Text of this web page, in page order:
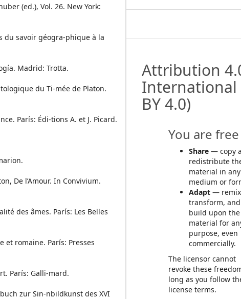
(ed.), Vol. 26. New York:
du savoir géogra-phique à la
Madrid: Trotta.
du Ti-mée de Platon.
París: Édi-tions A. et J. Picard.
De l’Amour. In Convivium.
des âmes. París: Les Belles
et romaine. París: Presses
París: Galli-mard.
zur Sin-nbildkunst des XVI
Attribution
International
BY 4.0)
You are
Share — copy
redistribute
material in any
medium or
Adapt —
transform, and
build upon the
material for
purpose, even
commercially.
The licensor cannot
revoke these
long as you follow
license terms.